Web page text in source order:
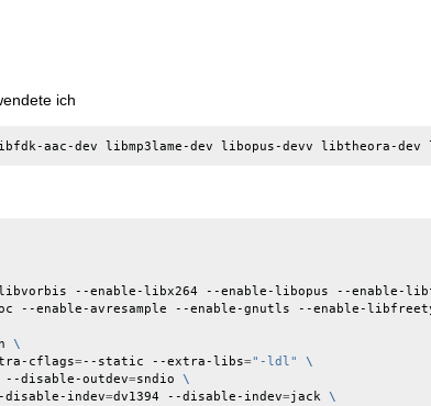
ich
--enable-libx264 --enable-libopus --enable-
--enable-avresample --enable-gnutls --enable-
\
cflags= --static --extra-libs="-ldl"
\
--disable-outdev=sndio \
indev=dv1394 --disable-indev=jack \